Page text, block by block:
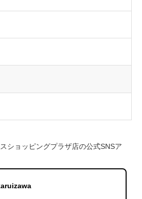
ショッピングプラザ店の公式SNSア